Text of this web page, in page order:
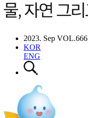
2023. Sep VOL.666
KOR
ENG